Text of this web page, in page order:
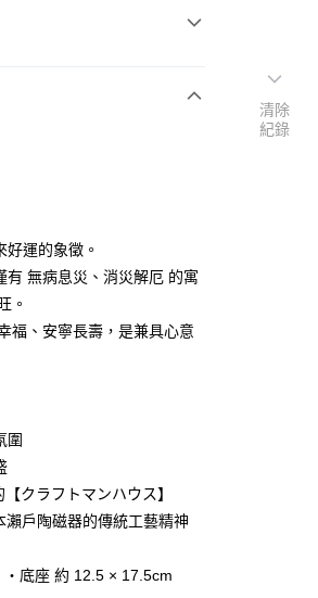
第一商業銀行
彰化商業銀行
兆豐國際商業銀行
台中商業銀行
中國信託商業銀行
運的象徵。
有 無病息災、消災解厄 的寓
。
福、安寧長壽，是兼具心意
圍
クラフトマンハウス】
瀨戶陶磁器的傳統工藝精神
底座 約 12.5 × 17.5cm
清除
紀錄